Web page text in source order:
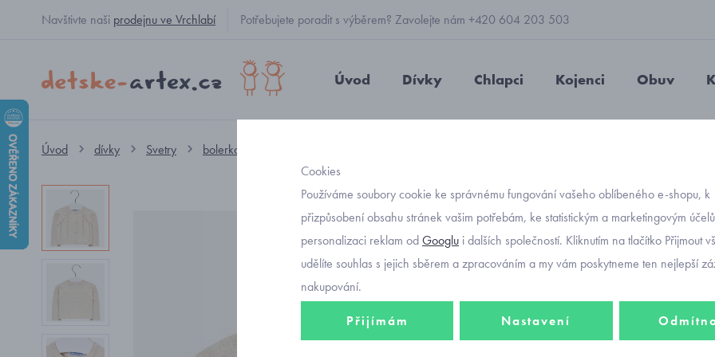
Navštivte naši prodejnu ve Vrchlabí Potřebujete poradit s výběrem? Zavolejte nám +420 604 203 503
Úvod Dívky Chlapci Kojenci Obuv
Úvod dívky Svetry bolerko
-30%
Objednávací
svetr
346
Cookies
Používáme soubory cookie ke správnému fungování vašeho oblíbeného e-shopu, k
přizpůsobení obsahu stránek vašim potřebám, ke statistickým a marketingovým
personalizaci reklam odGooglu i dalších společností. Kliknutím na tlačítko Přijmout
udělíte souhlas s jejich sběrem a zpracováním a my vám poskytneme ten nejlepší
nakupování.
Přijímám Nastavení